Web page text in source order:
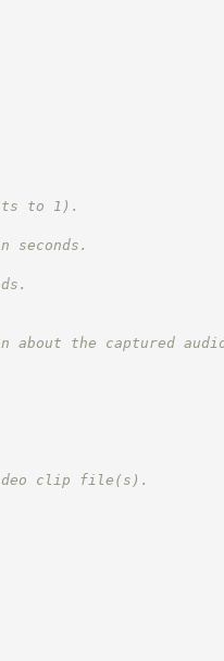
to 1).
seconds.
about the captured
clip file(s).